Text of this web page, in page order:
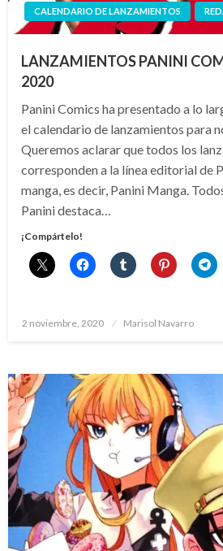
CALENDARIO DE LANZAMIENTOS
LANZAMIENTOS PANINI
2020
Panini Comics ha presentado a lo
el calendario de lanzamientos para
Queremos aclarar que todos los
corresponden a la línea editorial de
manga, es decir, Panini Manga.
Panini destaca…
¡Compártelo!
Publicado
2 noviembre, 2020 Marisol Navarro